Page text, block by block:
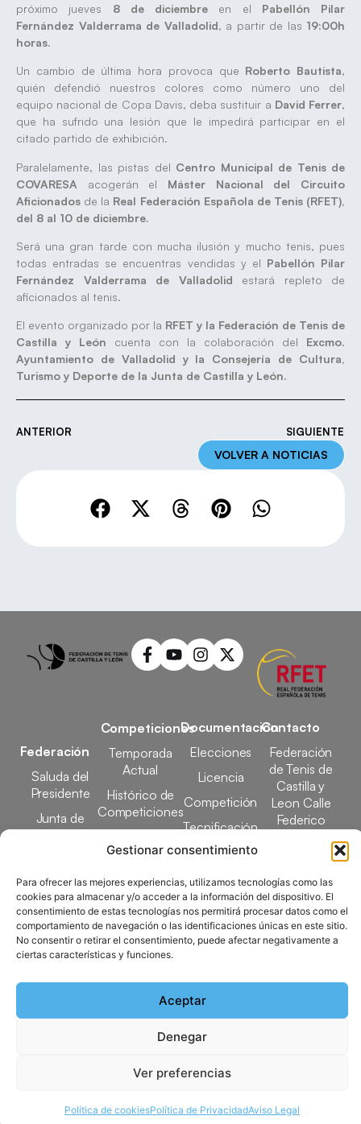
Gestionar consentimiento
Para ofrecer las mejores experiencias, utilizamos tecnologías como las
cookies para almacenar y/o acceder a la información del dispositivo. El
consentimiento de estas tecnologías nos permitirá procesar datos como el
comportamiento de navegación o las identificaciones únicas en este sitio.
No consentir o retirar el consentimiento, puede afectar negativamente a
ciertas características y funciones.
Aceptar
Denegar
Ver preferencias
Política de cookiesPolítica de PrivacidadAviso Legal
próximo jueves 8 de diciembre en el Pabellón Pilar
Fernández Valderrama de Valladolid, a partir de las 19:00h
horas.
Un cambio de última hora provoca que Roberto Bautista,
quién defendió nuestros colores como número uno del
equipo nacional de Copa Davis, deba sustituir a David Ferrer,
que ha sufrido una lesión que le impedirá participar en el
citado partido de exhibición.
Paralelamente, las pistas del Centro Municipal de Tenis de
COVARESA acogerán el Máster Nacional del Circuito
Aficionados de la Real Federación Española de Tenis (RFET),
del 8 al 10 de diciembre.
Será una gran tarde con mucha ilusión y mucho tenis, pues
todas entradas se encuentras vendidas y el Pabellón Pilar
Fernández Valderrama de Valladolid estará repleto de
aficionados al tenis.
El evento organizado por la RFET y la Federación de Tenis de
Castilla y León cuenta con la colaboración del Excmo.
Ayuntamiento de Valladolid y la Consejería de Cultura,
Turismo y Deporte de la Junta de Castilla y León.
ANTERIOR SIGUIENTE
VOLVER A NOTICIAS
Federación
Saluda del
Presidente
Junta de
Elecciones
Clubes
Federados
Competiciones
Temporada
Actual
Histórico de
Competiciones
Arbitrales
Documentación
Elecciones
Licencia
Competición
Tecnificación
Docencia
Contacto
Federación
de Tenis de
Castilla y
Leon Calle
Federico
983 24 94 26
Copyright © 2025 Federación de Tenis de Castilla y León |
Desarrollado porTOOOLS
Política de Cookies